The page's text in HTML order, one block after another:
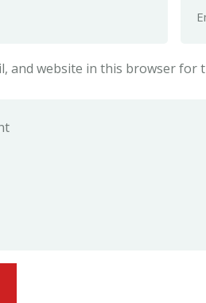
and website in this browser for